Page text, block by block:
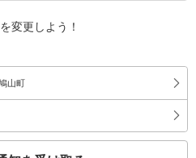
変更しよう！
山町